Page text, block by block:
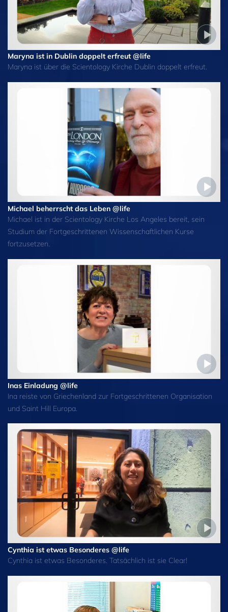
Maryna ist in Dublin doppelt erfreut @life
Maryna ist über die Scientology Kirche Dublin doppelt erfreut.
Michael beherrscht das Leben @life
Michael ist in der Scientology Kirche Los Angeles bereit, sein
Studium der Fortgeschrittenen Wissenschaftlichen Kurse
fortzusetzen.
Inas Einladung @life
Ina reiste von Griechenland zur Fortgeschrittenen Organisation
und Saint Hill Europa.
Cynthia ist etwas Besonderes @life
Cynthia ist etwas Besonderes. Tatsächlich ist sie Clear!